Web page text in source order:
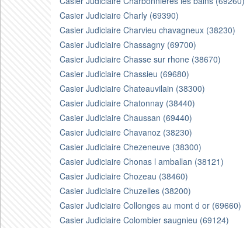
Casier Judiciaire Charly (69390)
Casier Judiciaire Charvieu chavagneux (38230)
Casier Judiciaire Chassagny (69700)
Casier Judiciaire Chasse sur rhone (38670)
Casier Judiciaire Chassieu (69680)
Casier Judiciaire Chateauvilain (38300)
Casier Judiciaire Chatonnay (38440)
Casier Judiciaire Chaussan (69440)
Casier Judiciaire Chavanoz (38230)
Casier Judiciaire Chezeneuve (38300)
Casier Judiciaire Chonas l amballan (38121)
Casier Judiciaire Chozeau (38460)
Casier Judiciaire Chuzelles (38200)
Casier Judiciaire Collonges au mont d or (69660)
Casier Judiciaire Colombier saugnieu (69124)